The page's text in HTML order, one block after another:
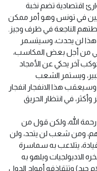
اقتصادية تضم نخبة
في تونس وهو أمر ممكن
الناجعة في ظرف وجيز.
هذا لن يحدث، وسيتسمر
من أجل بعض المكاسب،
آخر يحكي عن الأمجاد
ويستمر الشعب
هذا الانفجار انفجار
في انتظار الحريق
الله، ولكن قول من
ومن شعب لن يتحد، ولن
يتلاعب به سماسرة
الاديولجيات ويلهو به
جيد) وتتقاذفه أمواج الدول